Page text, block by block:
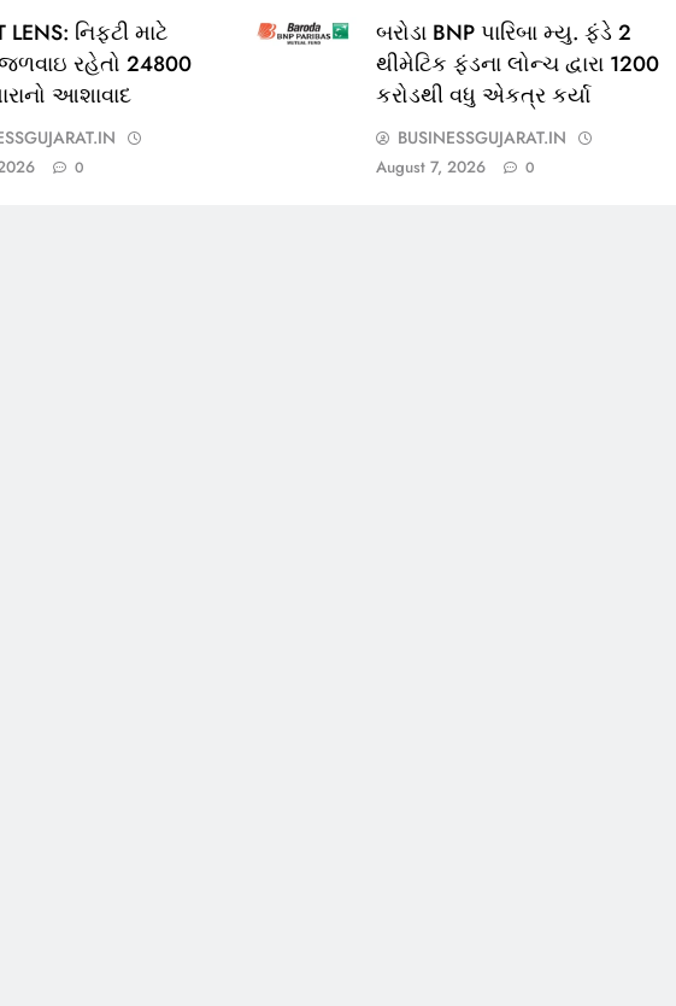
LENS: નિફ્ટી માટે
રહેતો 24800
આશાવાદ
0
બરોડા BNP પારિબા મ્યુ. ફંડે 2
થીમેટિક ફંડના લોન્ચ દ્વારા 1200
કરોડથી વધુ એકત્ર કર્યા
BUSINESSGUJARAT.IN
August 7, 2026 0